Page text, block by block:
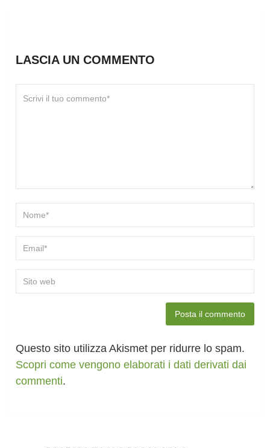
LASCIA UN COMMENTO
Questo sito utilizza Akismet per ridurre lo spam.
Scopri come vengono elaborati i dati derivati dai
commenti.